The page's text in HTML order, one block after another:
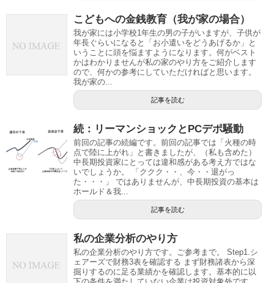
こどもへの金銭教育（我が家の場合）
我が家には小学校1年生の男の子がいますが、子供が
年長ぐらいになると「お小遣いをどうあげるか」と
いうことに頭を悩ますようになります。何がベスト
かはわかりませんが私の家のやり方をご紹介します
ので、何かの参考にしていただければと思います。
我が家の...
記事を読む
続：リーマンショックとPCデポ騒動
前回の記事の続編です。前回の記事では「火種の時
点で陸に上がれ」と書きましたが、（私も含めた）
中長期投資家にとっては違和感がある考え方ではな
いでしょうか。 「ククク・・、今・・退がっ
た・・・」 ではありませんが、中長期投資の基本は
ホールド＆我...
記事を読む
私の企業分析のやり方
私の企業分析のやり方です。ご参考まで。 Step1.シ
ェアーズで財務3表を確認する まず財務諸表から深
掘りするのに足る業績かを確認します。基本的に以